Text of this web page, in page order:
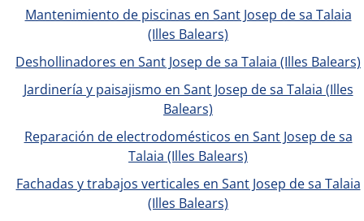
Mantenimiento de piscinas en Sant Josep de sa Talaia
(Illes Balears)
Deshollinadores en Sant Josep de sa Talaia (Illes Balears)
Jardinería y paisajismo en Sant Josep de sa Talaia (Illes
Balears)
Reparación de electrodomésticos en Sant Josep de sa
Talaia (Illes Balears)
Fachadas y trabajos verticales en Sant Josep de sa Talaia
(Illes Balears)